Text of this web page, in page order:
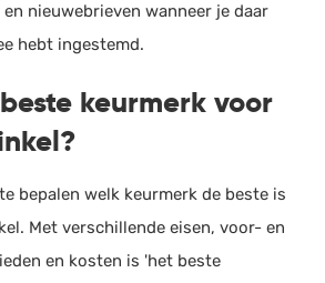
nieuwebrieven wanneer je daar
hebt ingestemd.
keurmerk voor
bepalen welk keurmerk de beste is
Met verschillende eisen, voor- en
en kosten is 'het beste